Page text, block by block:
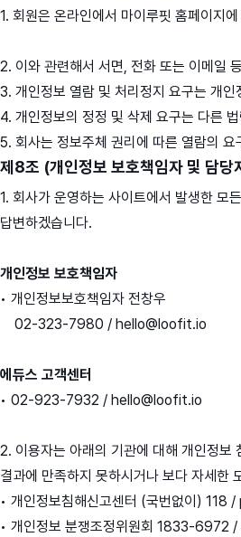
1. 회원은 온라인에서 마이루핏 홈페이지
2. 이와 관련해서 서면, 전화 또는 이메일
3. 개인정보 열람 및 처리정지 요구는 개
4. 개인정보의 정정 및 삭제 요구는 다른
5. 회사는 정보주체 권리에 따른 열람의
제8조 (개인정보 보호책임자 및 담당
1. 회사가 운영하는 사이트에서 발생한 모
답변하겠습니다.
개인정보 보호책임자
• 개인정보보호책임자 전창우
02-323-7980 / hello@loofit.io
에듀스 고객센터
• 02-923-7932 / hello@loofit.io
2. 이용자는 아래의 기관에 대해 개인정보
결과에 만족하지 못하시거나 보다 자세한
• 개인정보침해신고센터 (국번없이) 118
• 개인정보 분쟁조정위원회 1833-